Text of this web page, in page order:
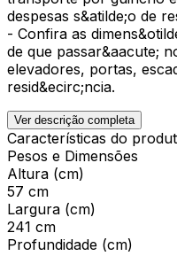
despesas s&atilde;o de
- Confira as
de que passar&aacute;
elevadores, portas,
resid&ecirc;ncia.
Ver descrição completa
Características do
Pesos e Dimensões
Altura (cm)
57 cm
Largura (cm)
241 cm
Profundidade (cm)